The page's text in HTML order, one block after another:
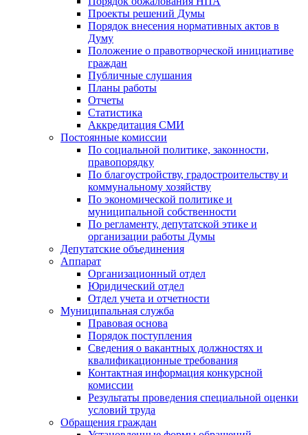
Проекты решений Думы
Порядок внесения нормативных актов в
Думу
Положение о правотворческой инициативе
граждан
Публичные слушания
Планы работы
Отчеты
Статистика
Аккредитация СМИ
Постоянные комиссии
По социальной политике, законности,
правопорядку
По благоустройству, градостроительству и
коммунальному хозяйству
По экономической политике и
муниципальной собственности
По регламенту, депутатской этике и
организации работы Думы
Депутатские объединения
Аппарат
Организационный отдел
Юридический отдел
Отдел учета и отчетности
Муниципальная служба
Правовая основа
Порядок поступления
Сведения о вакантных должностях и
квалификационные требования
Контактная информация конкурсной
комиссии
Результаты проведения специальной оценки
условий труда
Обращения граждан